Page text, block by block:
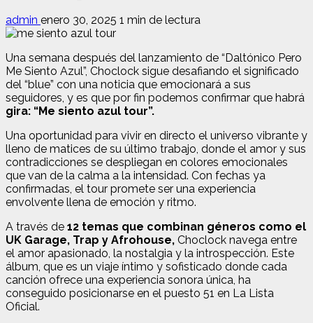
admin enero 30, 2025 1 min de lectura
Una semana después del lanzamiento de “Daltónico Pero
Me Siento Azul”, Choclock sigue desafiando el significado
del “blue” con una noticia que emocionará a sus
seguidores, y es que por fin podemos confirmar que habrá
gira: “Me siento azul tour”.
Una oportunidad para vivir en directo el universo vibrante y
lleno de matices de su último trabajo, donde el amor y sus
contradicciones se despliegan en colores emocionales
que van de la calma a la intensidad. Con fechas ya
confirmadas, el tour promete ser una experiencia
envolvente llena de emoción y ritmo.
A través de 12 temas que combinan géneros como el
UK Garage, Trap y Afrohouse, Choclock navega entre
el amor apasionado, la nostalgia y la introspección. Este
álbum, que es un viaje íntimo y sofisticado donde cada
canción ofrece una experiencia sonora única, ha
conseguido posicionarse en el puesto 51 en La Lista
Oficial.